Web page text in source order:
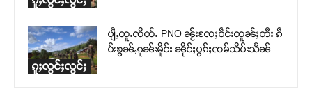
ၵူႈလွင်ႈလွင်ႈ
ပျီႇတူႉၸိတ်ႉ PNO ၼႂ်းၸႄႈဝဵင်းတူၼ်ႈတီး ၵဵ
ပ်းၶွၼ်ႇၵူၼ်းမိူင်း ၼိုင်ႈပွၵ်ႈၸမ်သိပ်းသႅၼ်